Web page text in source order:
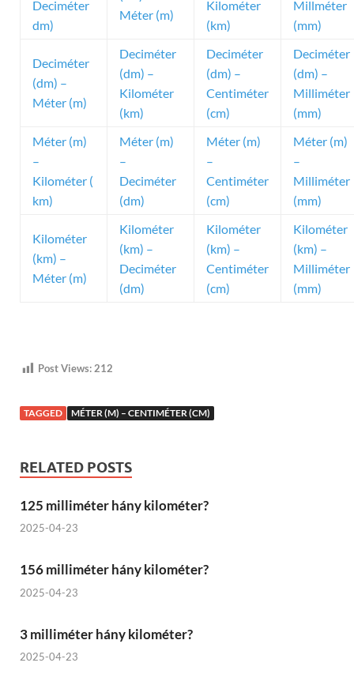
Deciméter
dm)
Méter (m)
Kilométer
(km)
Millméter
(mm)
Deciméter
(dm) –
Méter (m)
Deciméter
(dm) –
Kilométer
(km)
Deciméter
(dm) –
Centiméter
(cm)
Deciméter
(dm) –
Milliméter
(mm)
Méter (m)
–
Kilométer (
km)
Méter (m)
–
Deciméter
(dm)
Méter (m)
–
Centiméter
(cm)
Méter (m)
–
Milliméter
(mm)
Kilométer
(km) –
Méter (m)
Kilométer
(km) –
Deciméter
(dm)
Kilométer
(km) –
Centiméter
(cm)
Kilométer
(km) –
Milliméter
(mm)
Post Views:212
TAGGED MÉTER (M) – CENTIMÉTER (CM)
RELATED POSTS
125 milliméter hány kilométer?
2025-04-23
156 milliméter hány kilométer?
2025-04-23
3 milliméter hány kilométer?
2025-04-23